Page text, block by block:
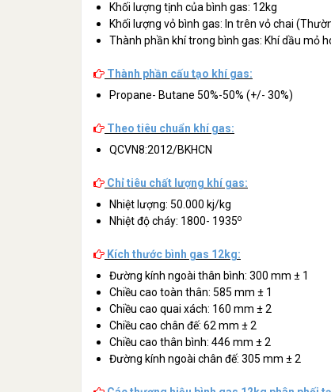
Khối lượng tịnh của bình gas: 12kg
Khối lượng vỏ bình gas: In trên vỏ chai
Thành phần khí trong bình gas: Khí dầu mỏ
Thành phần cấu tạo khí gas:
Propane- Butane 50%-50% (+/- 30%)
Theo tiêu chuẩn khí gas:
QCVN8:2012/BKHCN
Chỉ tiêu chất lượng khí gas:
Nhiệt lượng: 50.000 kj/kg
Nhiệt độ cháy: 1800- 1935o
Kích thước bình gas 12kg:
Đường kính ngoài thân bình: 300 mm ± 1
Chiều cao toàn thân: 585 mm ± 1
Chiều cao quai xách: 160 mm ± 2
Chiều cao chân đế: 62 mm ± 2
Chiều cao thân bình: 446 mm ± 2
Đường kính ngoài chân đế: 305 mm ± 2